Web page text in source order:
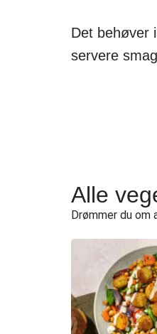
Det behøver
servere
Alle
Drømmer du